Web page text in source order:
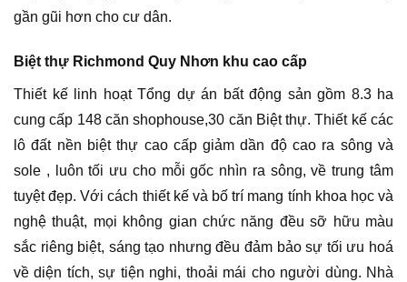
gần gũi hơn cho cư dân.
Biệt thự Richmond Quy Nhơn khu cao cấp
Thiết kế linh hoạt Tổng dự án bất động sản gồm 8.3 ha
cung cấp 148 căn shophouse,30 căn Biệt thự. Thiết kế các
lô đất nền biệt thự cao cấp giảm dần độ cao ra sông và
sole , luôn tối ưu cho mỗi gốc nhìn ra sông, về trung tâm
tuyệt đẹp. Với cách thiết kế và bố trí mang tính khoa học và
nghệ thuật, mọi không gian chức năng đều sỡ hữu màu
sắc riêng biệt, sáng tạo nhưng đều đảm bảo sự tối ưu hoá
về diện tích, sự tiện nghi, thoải mái cho người dùng. Nhà